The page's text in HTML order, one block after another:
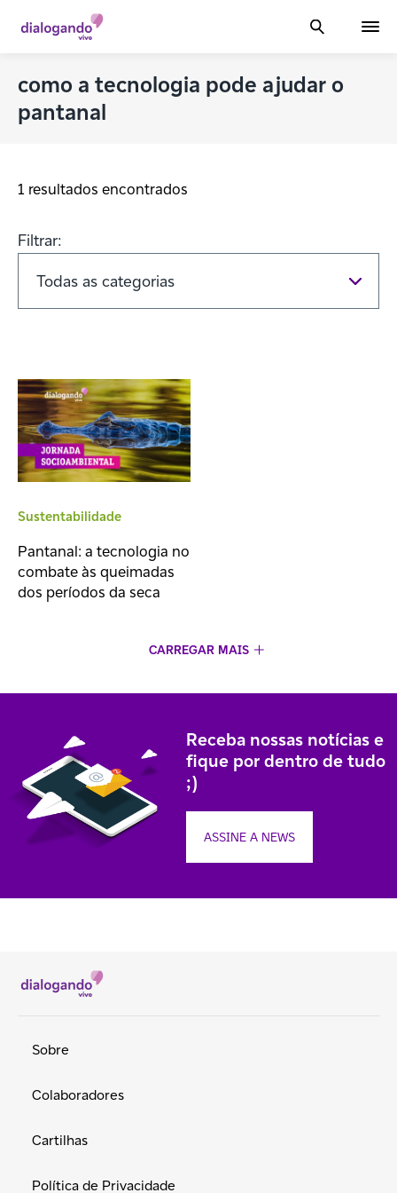
como a tecnologia pode ajudar o
pantanal
1 resultados encontrados
Filtrar:
Sustentabilidade
Pantanal: a tecnologia no
combate às queimadas
dos períodos da seca
CARREGAR MAIS
Receba nossas notícias e
fique por dentro de tudo
;)
ASSINE A NEWS
Sobre
Colaboradores
Cartilhas
Política de Privacidade